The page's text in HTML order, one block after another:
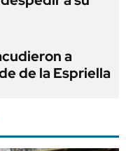
a
de la Espriella